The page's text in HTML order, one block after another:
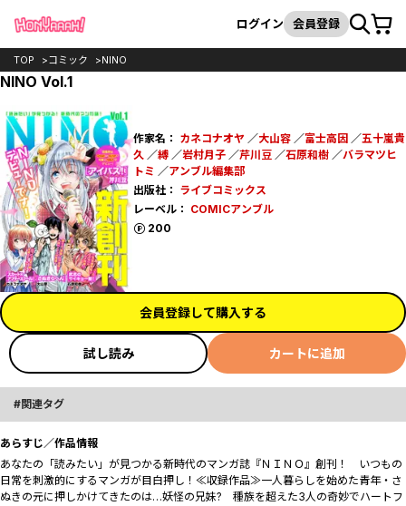
検索
ログイン 会員登録カート
TOP コミック NINO
NINO Vol.1
作家名： カネコナオヤ／大山容／富士高因 ／五十嵐貴
久／縛／岩村月子／芹川豆／石原和樹／バラマツヒ
トミ ／アンブル編集部
出版社： ライブコミックス
レーベル： COMICアンブル
200
ポイント
会員登録して購入する
試し読み カートに追加
関連タグ
あらすじ／作品情報
あなたの「読みたい」が見つかる新時代のマンガ誌『ＮＩＮＯ』創刊！ いつもの
日常を刺激的にするマンガが目白押し！≪収録作品≫一人暮らしを始めた青年・さ
ぬきの元に押しかけてきたのは…妖怪の兄妹? 種族を超えた3人の奇妙でハートフ